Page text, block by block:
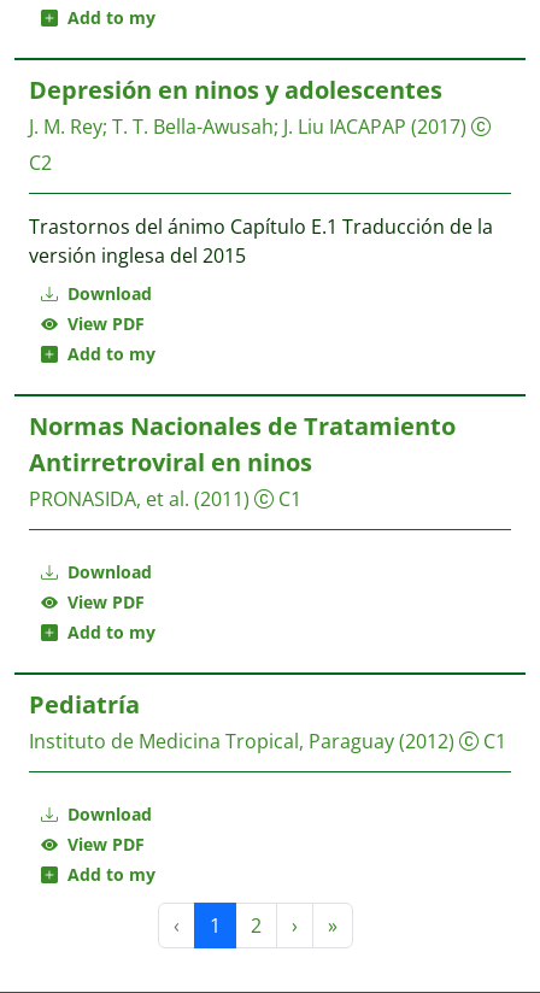
Add to my
Download
View PDF
Add to my
Depresión en ninos y adolescentes
J. M. Rey; T. T. Bella-Awusah; J. Liu IACAPAP (2017)
C2
Trastornos del ánimo Capítulo E.1 Traducción de la
versión inglesa del 2015
Download
View PDF
Add to my
Normas Nacionales de Tratamiento
Antirretroviral en ninos
PRONASIDA, et al. (2011) C1
Download
View PDF
Add to my
Pediatría
Instituto de Medicina Tropical, Paraguay(2012) C1
‹ 1 2 › »